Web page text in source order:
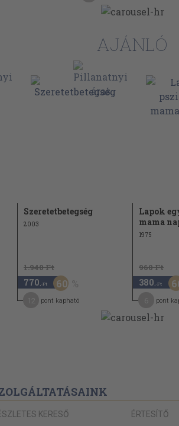
125
129
AJÁNLÓ
Szeretetbetegség
2003
1.940 Ft
770 ,-Ft 60
pont kapható
Lapok
mama
1975
960 Ft
380 ,-Ft
pont
KERESŐ ÉRTESÍTŐ